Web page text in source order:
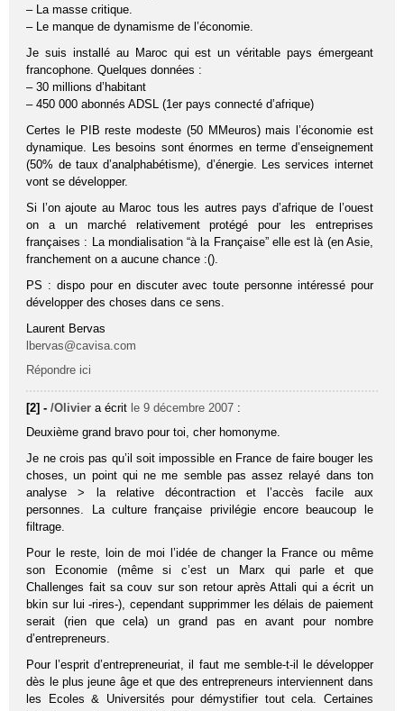
– La masse critique.
– Le manque de dynamisme de l’économie.
Je suis installé au Maroc qui est un véritable pays émergeant
francophone. Quelques données :
– 30 millions d’habitant
– 450 000 abonnés ADSL (1er pays connecté d’afrique)
Certes le PIB reste modeste (50 MMeuros) mais l’économie est
dynamique. Les besoins sont énormes en terme d’enseignement
(50% de taux d’analphabétisme), d’énergie. Les services internet
vont se développer.
Si l’on ajoute au Maroc tous les autres pays d’afrique de l’ouest
on a un marché relativement protégé pour les entreprises
françaises : La mondialisation “à la Française” elle est là (en Asie,
franchement on a aucune chance :().
PS : dispo pour en discuter avec toute personne intéressé pour
développer des choses dans ce sens.
Laurent Bervas
lbervas@cavisa.com
Répondre ici
[2] -/Olivier a écrit le 9 décembre 2007 :
Deuxième grand bravo pour toi, cher homonyme.
Je ne crois pas qu’il soit impossible en France de faire bouger les
choses, un point qui ne me semble pas assez relayé dans ton
analyse > la relative décontraction et l’accès facile aux
personnes. La culture française privilégie encore beaucoup le
filtrage.
Pour le reste, loin de moi l’idée de changer la France ou même
son Economie (même si c’est un Marx qui parle et que
Challenges fait sa couv sur son retour après Attali qui a écrit un
bkin sur lui -rires-), cependant supprimmer les délais de paiement
serait (rien que cela) un grand pas en avant pour nombre
d’entrepreneurs.
Pour l’esprit d’entrepreneuriat, il faut me semble-t-il le développer
dès le plus jeune âge et que des entrepreneurs interviennent dans
les Ecoles & Universités pour démystifier tout cela. Certaines